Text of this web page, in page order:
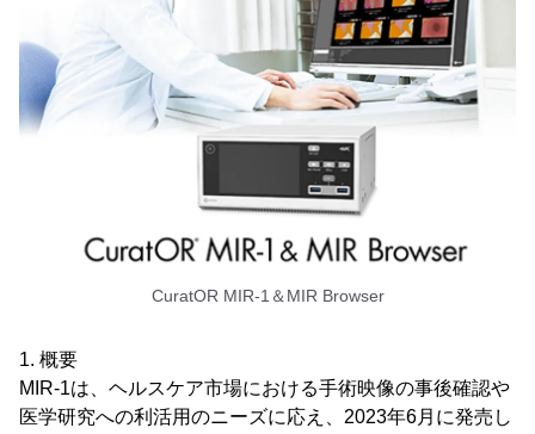
CuratOR MIR-1＆MIR Browser
1. 概要
MIR-1は、ヘルスケア市場における手術映像の事後確認や
医学研究への利活用のニーズに応え、2023年6月に発売し